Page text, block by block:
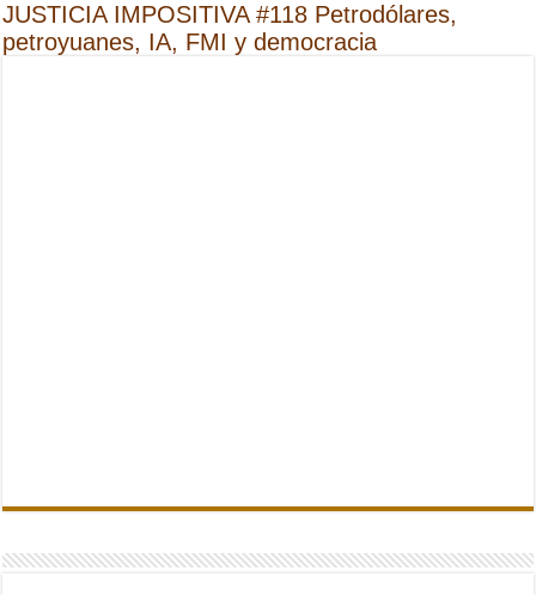
JUSTICIA IMPOSITIVA #118 Petrodólares,
petroyuanes, IA, FMI y democracia